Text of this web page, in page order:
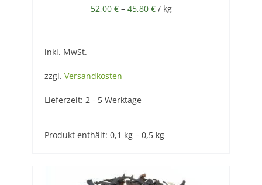
52,00 €– 45,80 €/ kg
inkl. MwSt.
zzgl. Versandkosten
Lieferzeit: 2 - 5 Werktage
Produkt enthält: 0,1 kg – 0,5 kg